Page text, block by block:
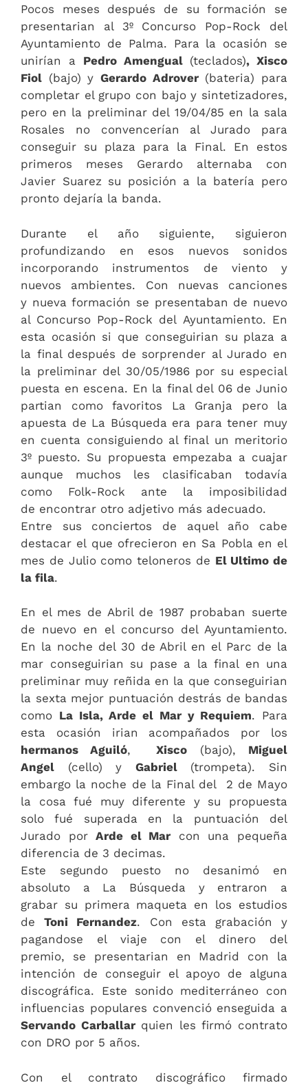
Pocos meses después de su formación se
presentarian al 3º Concurso Pop-Rock del
Ayuntamiento de Palma. Para la ocasión se
unirían a Pedro Amengual (teclados), Xisco
Fiol (bajo) y Gerardo Adrover(bateria) para
completar el grupo con bajo y sintetizadores,
pero en la preliminar del 19/04/85 en la sala
Rosales no convencerían al Jurado para
conseguir su plaza para la Final. En estos
primeros meses Gerardo alternaba con
Javier Suarez su posición a la batería pero
pronto dejaría la banda.
Durante el año siguiente, siguieron
profundizando en esos nuevos sonidos
incorporando instrumentos de viento y
nuevos ambientes. Con nuevas canciones
y nueva formación se presentaban de nuevo
al Concurso Pop-Rock del Ayuntamiento. En
esta ocasión si que conseguirian su plaza a
la final después de sorprender al Jurado en
la preliminar del 30/05/1986 por su especial
puesta en escena. En la final del 06 de Junio
partian como favoritos La Granja pero la
apuesta de La Búsqueda era para tener muy
en cuenta consiguiendo al final un meritorio
3º puesto. Su propuesta empezaba a cuajar
aunque muchos les clasificaban todavía
como Folk-Rock ante la imposibilidad
de encontrar otro adjetivo más adecuado.
Entre sus conciertos de aquel año cabe
destacar el que ofrecieron en Sa Pobla en el
mes de Julio como teloneros de El Ultimo de
la fila.
En el mes de Abril de 1987 probaban suerte
de nuevo en el concurso del Ayuntamiento.
En la noche del 30 de Abril en el Parc de la
mar conseguirian su pase a la final en una
preliminar muy reñida en la que conseguirian
la sexta mejor puntuación destrás de bandas
como La Isla, Arde el Mar y Requiem. Para
esta ocasión irian acompañados por los
hermanos Aguiló,Xisco (bajo), Miguel
Angel (cello) y Gabriel(trompeta). Sin
embargo la noche de la Final del 2 de Mayo
la cosa fué muy diferente y su propuesta
solo fué superada en la puntuación del
Jurado porArde el Mar con una pequeña
diferencia de 3 decimas.
Este segundo puesto no desanimó en
absoluto a La Búsqueda y entraron a
grabar su primera maqueta en los estudios
deToni Fernandez. Con esta grabación y
pagandose el viaje con el dinero del
premio, se presentarian en Madrid con la
intención de conseguir el apoyo de alguna
discográfica. Este sonido mediterráneo con
influencias populares convenció enseguida a
Servando Carballarquien les firmó contrato
con DRO por 5 años.
Con el contrato discográfico firmado